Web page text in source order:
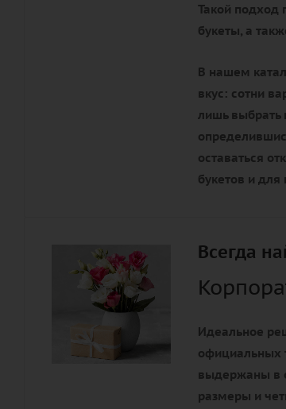
Такой подход
букеты, а
В нашем
вкус: сотни
лишь выбрать
оставаться
букетов и
Всегда
Идеальное
официальных
выдержаны в
размеры и